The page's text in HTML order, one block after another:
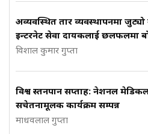
अव्यवस्थित तार व्यवस्थापनमा
इन्टरनेट सेवा प्रदायकलाई छलफलमा
विशाल कुमार गुप्ता
विश्व स्तनपान सप्ताह: नेशनल मेडिकल
सचेतनामूलक कार्यक्रम सम्पन्न
माधवलाल गुप्ता